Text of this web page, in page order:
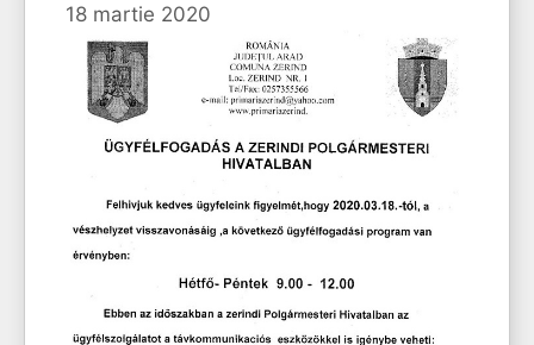
18 martie 2020